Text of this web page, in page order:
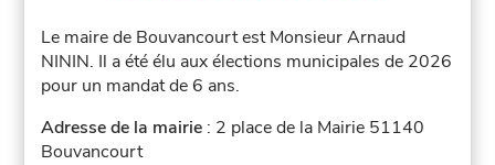
Le maire de Bouvancourt est Monsieur Arnaud
NININ. Il a été élu aux élections municipales de 2026
pour un mandat de 6 ans.
Adresse de la mairie : 2 place de la Mairie 51140
Bouvancourt